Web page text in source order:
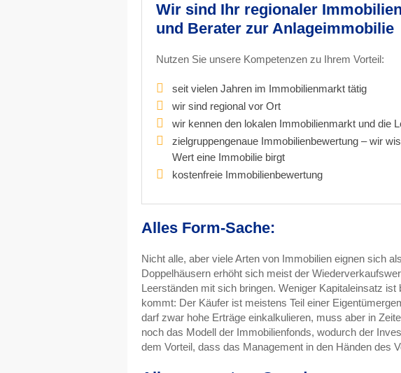
Wir sind Ihr regionaler
und Berater zur Anlageimmobilie
Nutzen Sie unsere Kompetenzen zu Ihrem Vorteil:
seit vielen Jahren im Immobilienmarkt tätig
wir sind regional vor Ort
wir kennen den lokalen Immobilienmarkt und die
zielgruppengenaue Immobilienbewertung – wir
Wert eine Immobilie birgt
kostenfreie Immobilienbewertung
Alles Form-Sache:
Nicht alle, aber viele Arten von Immobilien eignen sich
Doppelhäusern erhöht sich meist der
Leerständen mit sich bringen. Weniger Kapitaleinsatz
kommt: Der Käufer ist meistens Teil einer
darf zwar hohe Erträge einkalkulieren, muss aber in
noch das Modell der Immobilienfonds, wodurch der
dem Vorteil, dass das Management in den Händen des